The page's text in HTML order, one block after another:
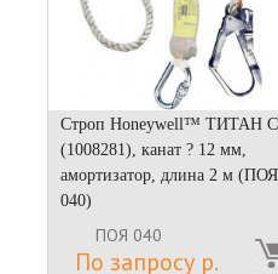
Строп Honeywell™ ТИТАН
(1008281), канат ? 12 мм,
амортизатор, длина 2 м (ПОЯ
040)
ПОЯ 040
По запросу р.